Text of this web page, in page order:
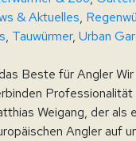
& Aktuelles,
, Tauwürmer, Urban
Beste für Angler Wir
Weigang, der als
Angler auf